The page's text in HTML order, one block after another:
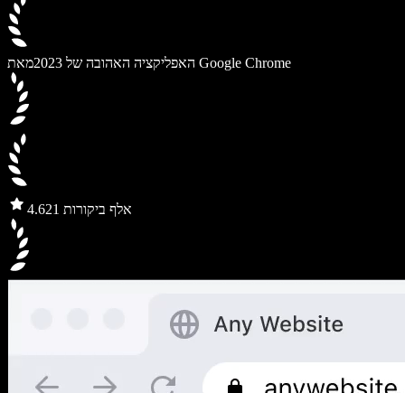
האפליקציה האהובה של 2023 מאת Google Chrome
4.6 21 אלף ביקורות